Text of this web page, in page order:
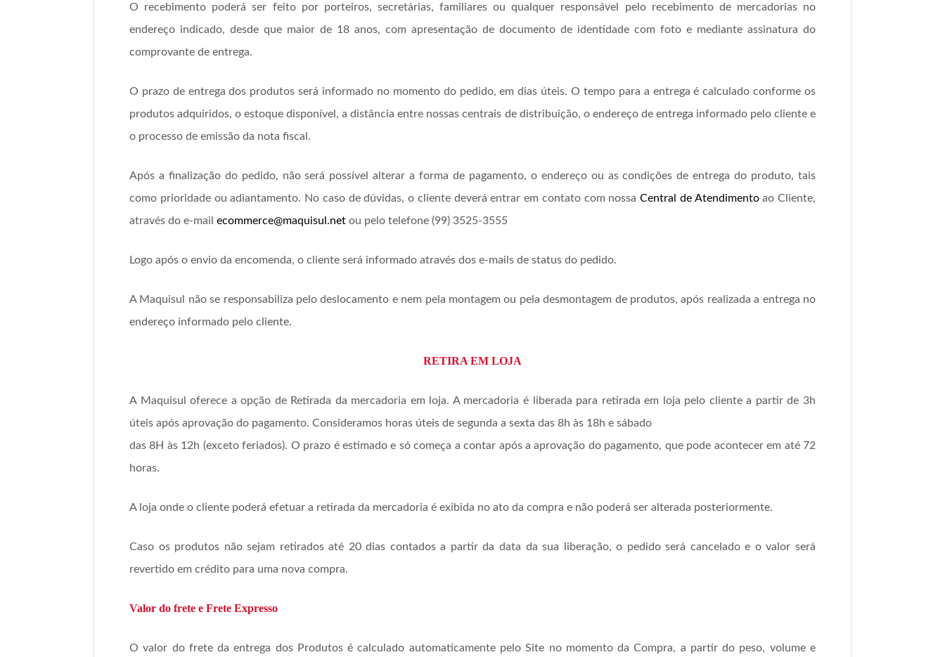
O recebimento poderá ser feito por porteiros, secretárias, familiares ou qualquer responsável pelo recebimento de mercadorias no
endereço indicado, desde que maior de 18 anos, com apresentação de documento de identidade com foto e mediante assinatura do
comprovante de entrega.
O prazo de entrega dos produtos será informado no momento do pedido, em dias úteis. O tempo para a entrega é calculado conforme os
produtos adquiridos, o estoque disponível, a distância entre nossas centrais de distribuição, o endereço de entrega informado pelo cliente e
o processo de emissão da nota fiscal.
Após a finalização do pedido, não será possível alterar a forma de pagamento, o endereço ou as condições de entrega do produto, tais
como prioridade ou adiantamento. No caso de dúvidas, o cliente deverá entrar em contato com nossa Central de Atendimentoao Cliente,
através do e-mail ecommerce@maquisul.net ou pelo telefone (99) 3525-3555
Logo após o envio da encomenda, o cliente será informado através dos e-mails de status do pedido.
A Maquisul não se responsabiliza pelo deslocamento e nem pela montagem ou pela desmontagem de produtos, após realizada a entrega no
endereço informado pelo cliente.
RETIRA EM LOJA
A Maquisul oferece a opção de Retirada da mercadoria em loja. A mercadoria é liberada para retirada em loja pelo cliente a partir de 3h
úteis após aprovação do pagamento. Consideramos horas úteis de segunda a sexta das 8h às 18h e sábado
das 8H às 12h (exceto feriados). O prazo é estimado e só começa a contar após a aprovação do pagamento, que pode acontecer em até 72
horas.
A loja onde o cliente poderá efetuar a retirada da mercadoria é exibida no ato da compra e não poderá ser alterada posteriormente.
Caso os produtos não sejam retirados até 20 dias contados a partir da data da sua liberação, o pedido será cancelado e o valor será
revertido em crédito para uma nova compra.
Valor do frete e Frete Expresso
O valor do frete da entrega dos Produtos é calculado automaticamente pelo Site no momento da Compra, a partir do peso, volume e